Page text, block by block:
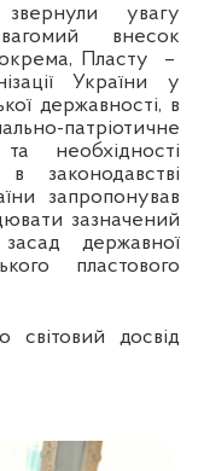
увагу
внесок
Пласту
–
України у
державності, в
патріотичне
необхідності
законодавстві
запропонував
зазначений
державної
пластового
досвід